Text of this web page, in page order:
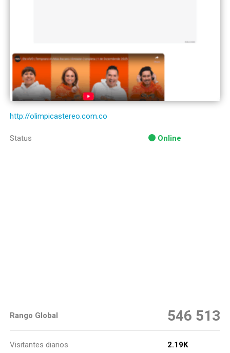
http://olimpicastereo.com.co
Status Online
Rango Global 546 513
Visitantes diarios
2.19K